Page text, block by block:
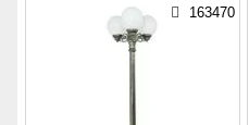
163470